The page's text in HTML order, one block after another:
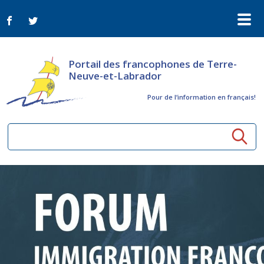
Portail des francophones de Terre-
Neuve-et-Labrador
Pour de l‘information en français!
Activités à distance
ConnectAînés
Arts et culture
Appels d'offres du secteur culturel
Plan de Développement Global
Organismes
Nouvelles
Bulletin Le FrancoTNL